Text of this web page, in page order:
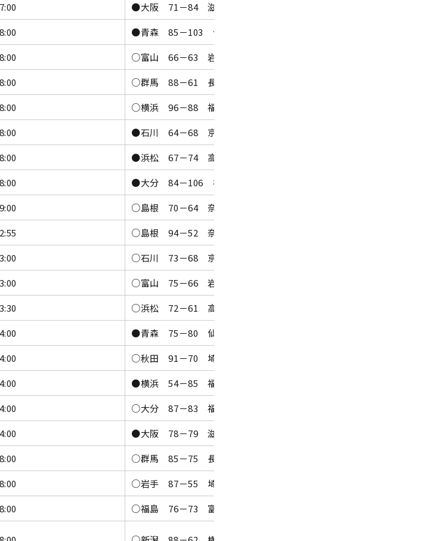
●大阪 71－84 滋賀
●青森 85－103 仙台
○富山 66－63 岩手
○群馬 88－61 長野
○横浜 96－88 福島
●石川 64－68 京都
●浜松 67－74 高松
●大分 84－106 福岡
○島根 70－64 奈良
○島根 94－52 奈良
○石川 73－68 京都
○富山 75－66 岩手
○浜松 72－61 高松
●青森 75－80 仙台
○秋田 91－70 埼玉
●横浜 54－85 福島
○大分 87－83 福岡
●大阪 78－79 滋賀
○群馬 85－75 長野
○岩手 87－55 埼玉
○福島 76－73 富山